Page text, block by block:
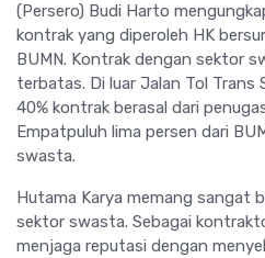
(Persero) Budi Harto
kontrak yang diperoleh HK
BUMN. Kontrak dengan sektor
terbatas. Di luar Jalan Tol Trans
40% kontrak berasal dari
Empatpuluh lima persen dari
swasta.
Hutama Karya memang sangat
sektor swasta. Sebagai
menjaga reputasi dengan